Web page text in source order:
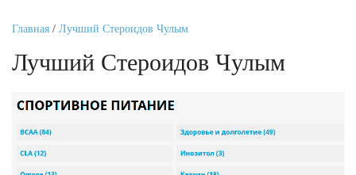
Главная / Лучший Стероидов Чулым
Лучший Стероидов Чулым